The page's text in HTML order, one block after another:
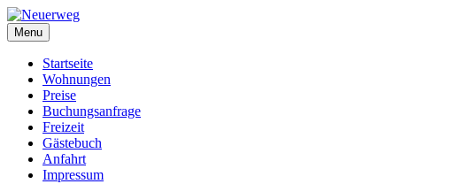
Skip
to
content
Neuerweg
Menu
Startseite
Wohnungen
Preise
Buchungsanfrage
Freizeit
Gästebuch
Anfahrt
Impressum